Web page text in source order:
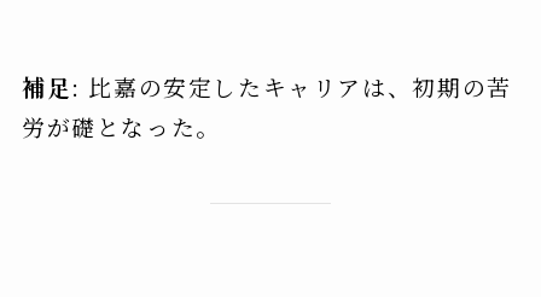
補足: 比嘉の安定したキャリアは、初期の苦
労が礎となった。